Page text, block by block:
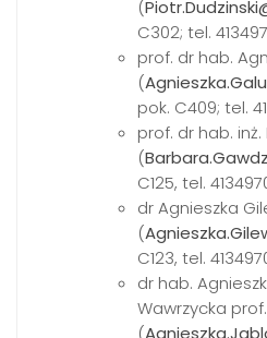
(
C302; tel.
prof. dr hab.
(
pok. C409; tel.
prof. dr hab.
(
C125, tel.
dr Agnieszka
(
C123, tel.
dr hab.
Wawrzycka prof.
(